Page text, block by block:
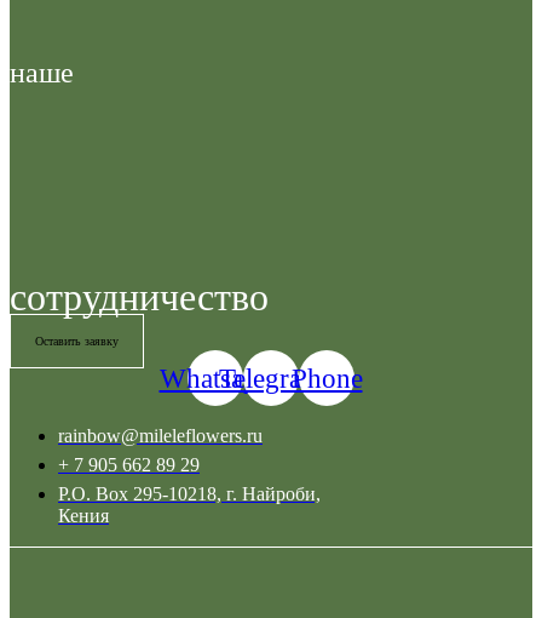
наше
сотрудничество
Оставить заявку
WhatsappTelegramPhone
rainbow@mileleflowers.ru
+ 7 905 662 89 29
P.O. Box 295-10218, г. Найроби,
Кения